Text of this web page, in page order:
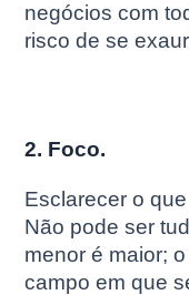
negócios com
risco de se
2. Foco.
Esclarecer o
Não pode ser
menor é maior;
campo em que